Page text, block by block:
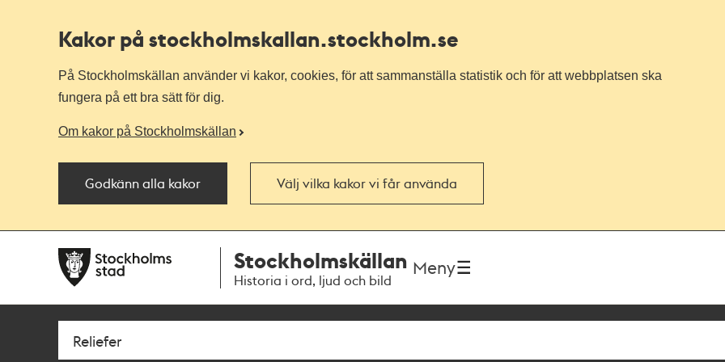
Kakor på stockholmskallan.stockholm.se
På Stockholmskällan använder vi kakor, cookies, för att sammanställa statistik och för att webbplatsen ska
fungera på ett bra sätt för dig.
Om kakor på Stockholmskällan
Godkänn alla kakor Välj vilka kakor vi får använda
navigationen
huvudinnehållet
Stockholmskällan
Historia i ord, ljud och bild
Meny
Sök